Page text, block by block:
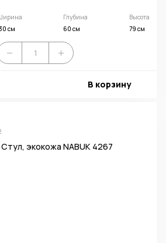
см
Глубина
60 см
Высота
79 см
В корзину
Стул, экокожа NABUK 4267